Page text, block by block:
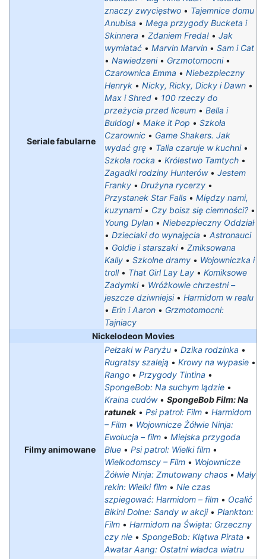
Seriale fabularne
znaczy zwycięstwo • Tajemnice domu
Anubisa • Mega przygody Bucketa i
Skinnera • Zdaniem Freda! • Jak
wymiatać • Marvin Marvin • Sam i Cat
• Nawiedzeni• Grzmotomocni•
Czarownica Emma • Niebezpieczny
Henryk • Nicky, Ricky, Dicky i Dawn •
Max i Shred • 100 rzeczy do
przeżycia przed liceum • Bella i
Buldogi• Make it Pop • Szkoła
Czarownic • Game Shakers. Jak
wydać grę • Talia czaruje w kuchni•
Szkoła rocka • Królestwo Tamtych •
Zagadki rodziny Hunterów• Jestem
Franky • Drużyna rycerzy •
Przystanek Star Falls • Między nami,
kuzynami• Czy boisz się ciemności? •
Young Dylan • Niebezpieczny Oddział
• Dzieciaki do wynajęcia • Astronauci
• Goldie i starszaki• Zmiksowana
Kally • Szkolne dramy • Wojowniczka i
troll• That Girl Lay Lay • Komiksowe
Zadymki• Wróżkowie chrzestni –
jeszcze dziwniejsi• Harmidom w realu
• Erin i Aaron • Grzmotomocni:
Tajniacy
Nickelodeon Movies
Filmy animowane
Pełzaki w Paryżu • Dzika rodzinka •
Rugratsy szaleją • Krowy na wypasie •
Rango • Przygody Tintina •
SpongeBob: Na suchym lądzie •
Kraina cudów• SpongeBob Film: Na
ratunek• Psi patrol: Film • Harmidom
– Film • Wojownicze Żółwie Ninja:
Ewolucja – film • Miejska przygoda
Blue • Psi patrol: Wielki film •
Wielkodomscy – Film • Wojownicze
Żółwie Ninja: Zmutowany chaos • Mały
rekin: Wielki film • Nie czas
szpiegować: Harmidom – film • Ocalić
Bikini Dolne: Sandy w akcji• Plankton:
Film • Harmidom na Święta: Grzeczny
czy nie • SpongeBob: Klątwa Pirata •
Awatar Aang: Ostatni władca wiatru